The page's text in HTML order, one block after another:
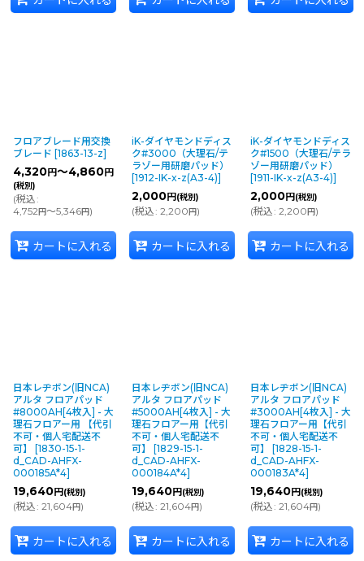
フロアブレード用交換
ブレード [1863-13-z]
4,320円～4,860円
(税別)
(税込:
4,752円～5,346円)
カートに入れる
iK-ダイヤモンドディス
ク#3000（大理石/テ
ラゾー用研磨パッド）
[1912-IK-x-z(A3-4)]
2,000円 (税別)
(税込: 2,200 円)
カートに入れる
iK-ダイヤモンドディス
ク#1500（大理石/テラ
ゾー用研磨パッド）
[1911-IK-x-z(A3-4)]
2,000円 (税別)
(税込: 2,200 円)
カートに入れる
日本レヂボン(旧NCA)
アルタ フロアパッド
#8000AH[4枚入] - 大
理石フロアー用 【代引
不可・個人宅配送不
可】
[1830-15-1-
d_CAD-AHFX-
000185A*4]
19,640円 (税別)
(税込: 21,604円)
カートに入れる
日本レヂボン(旧NCA)
アルタ フロアパッド
#5000AH[4枚入] - 大
理石フロアー用【代引
不可・個人宅配送不
可】
[1829-15-1-
d_CAD-AHFX-
000184A*4]
19,640円 (税別)
(税込: 21,604円)
カートに入れる
日本レヂボン(旧NCA)
アルタ フロアパッド
#3000AH[4枚入] - 大
理石フロアー用【代引
不可・個人宅配送不
可】
[1828-15-1-
d_CAD-AHFX-
000183A*4]
19,640円 (税別)
(税込: 21,604円)
カートに入れる